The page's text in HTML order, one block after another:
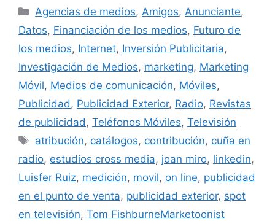
Categorías
Agencias de medios, Amigos, Anunciante,
Datos, Financiación de los medios, Futuro de
los medios, Internet, Inversión Publicitaria,
Investigación de Medios, marketing, Marketing
Móvil, Medios de comunicación, Móviles,
Publicidad , Publicidad Exterior, Radio, Revistas
de publicidad , Teléfonos Móviles, Televisión
Etiquetas
atribución, catálogos, contribución, cuña en
radio, estudios cross media, joan miro, linkedin,
Luisfer Ruiz, medición, movil, on line, publicidad
en el punto de venta, publicidad exterior, spot
en televisión, Tom FishburneMarketoonist